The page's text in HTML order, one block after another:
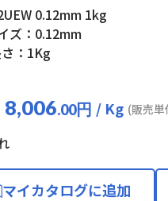
0.12mm 1kg
ズ：0.12mm
：1Kg
8,006.00円 / Kg (販売
マイカタログに追加